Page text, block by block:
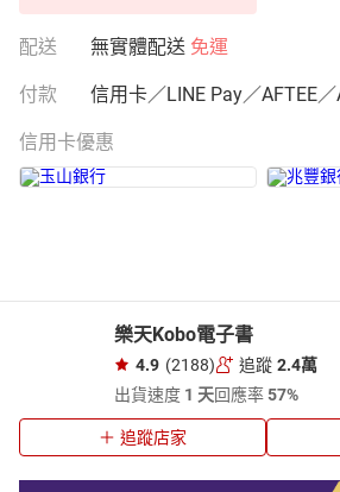
配送 無實體配送 免運
付款 信用卡／LINE Pay／AFTEE
信用卡優惠
樂天Kobo電子書
4.9 (2188) 追蹤 2.4萬
出貨速度 1 天回應率57%
追蹤店家